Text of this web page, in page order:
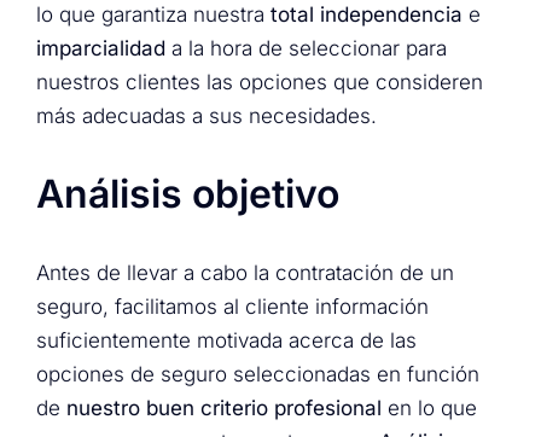
lo que garantiza nuestra total independencia e
imparcialidada la hora de seleccionar para
nuestros clientes las opciones que consideren
más adecuadas a sus necesidades.
Análisis objetivo
Antes de llevar a cabo la contratación de un
seguro, facilitamos al cliente información
suficientemente motivada acerca de las
opciones de seguro seleccionadas en función
de nuestro buen criterio profesional en lo que